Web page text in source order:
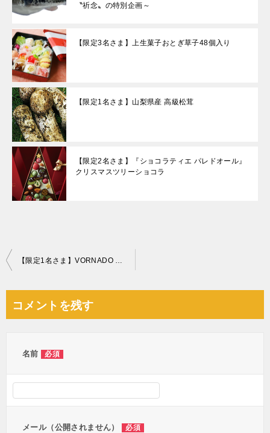
〝祈念〟の特別企画～
【限定3名さま】上生菓子おとぎ草子48個入り
【限定1名さま】山梨県産 高級松茸
【限定2名さま】『ショコラティエ パレドオール』
クリスマスツリーショコラ
投
ビ
【限定1名さま】VORNADO サーキュレーター VFAN2-JP アンティークグリーン
コメントを残す
名前 必須
メール（公開されません） 必須